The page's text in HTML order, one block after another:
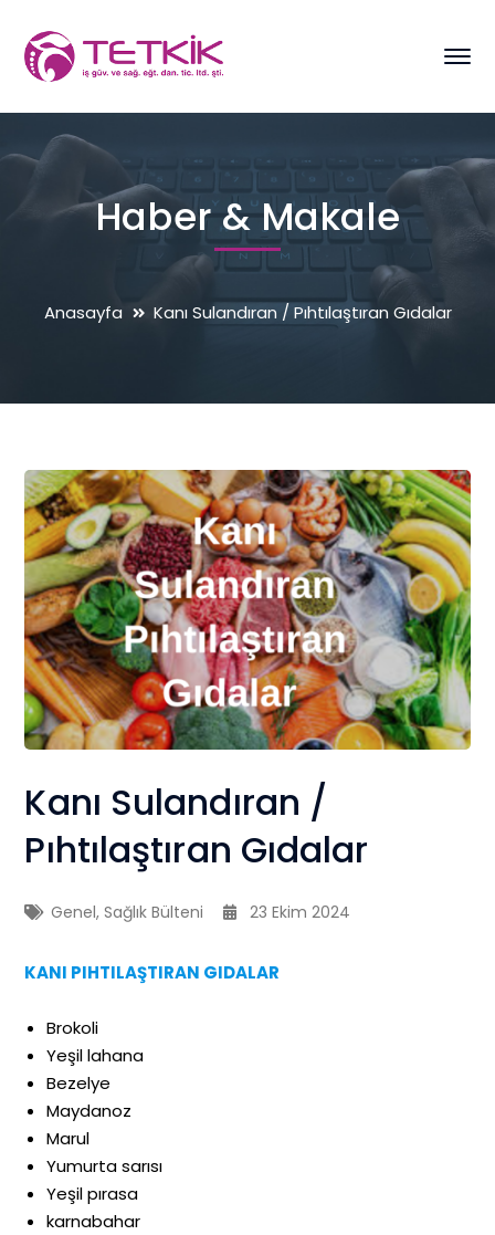
Haber & Makale
Anasayfa Kanı Sulandıran / Pıhtılaştıran Gıdalar
Kanı Sulandıran /
Pıhtılaştıran Gıdalar
Genel,Sağlık Bülteni 23 Ekim 2024
KANI PIHTILAŞTIRAN GIDALAR
Brokoli
Yeşil lahana
Bezelye
Maydanoz
Marul
Yumurta sarısı
Yeşil pırasa
karnabahar